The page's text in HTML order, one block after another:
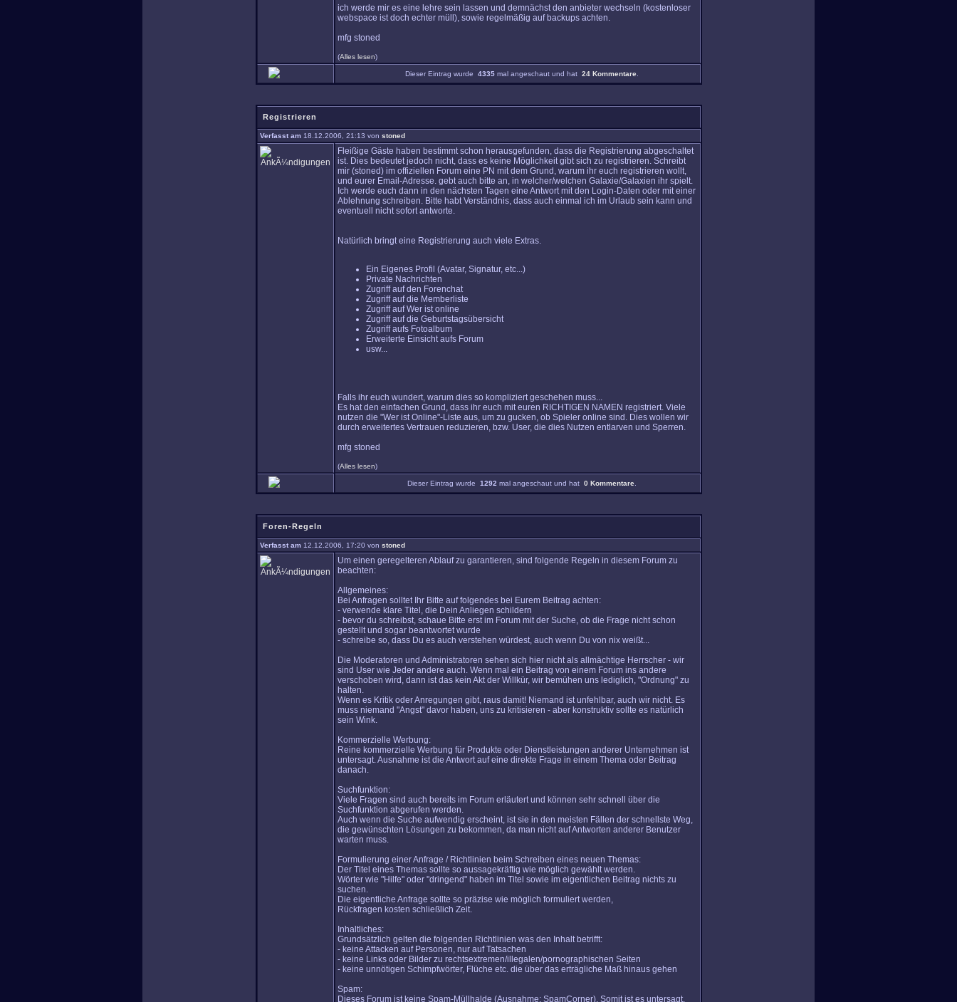
ich werde mir es eine lehre sein lassen und demnächst den anbieter wechseln (kostenloser
webspace ist doch echter müll), sowie regelmäßig auf backups achten.
mfg stoned
(Alles lesen)
Dieser Eintrag wurde 4335 mal angeschaut und hat 24 Kommentare
Registrieren
Verfasst am 18.12.2006, 21:13 von stoned
Fleißige Gäste haben bestimmt schon herausgefunden, dass die Registrierung abgeschaltet
ist. Dies bedeutet jedoch nicht, dass es keine Möglichkeit gibt sich zu registrieren. Schreibt
mir (stoned) im offiziellen Forum eine PN mit dem Grund, warum ihr euch registrieren wollt,
und eurer Email-Adresse. gebt auch bitte an, in welcher/welchen Galaxie/Galaxien ihr spielt.
Ich werde euch dann in den nächsten Tagen eine Antwort mit den Login-Daten oder mit einer
Ablehnung schreiben. Bitte habt Verständnis, dass auch einmal ich im Urlaub sein kann und
eventuell nicht sofort antworte.
Natürlich bringt eine Registrierung auch viele Extras.
Ein Eigenes Profil (Avatar, Signatur, etc...)
Private Nachrichten
Zugriff auf den Forenchat
Zugriff auf die Memberliste
Zugriff auf Wer ist online
Zugriff auf die Geburtstagsübersicht
Zugriff aufs Fotoalbum
Erweiterte Einsicht aufs Forum
usw...
Falls ihr euch wundert, warum dies so kompliziert geschehen muss...
Es hat den einfachen Grund, dass ihr euch mit euren RICHTIGEN NAMEN registriert. Viele
nutzen die "Wer ist Online"-Liste aus, um zu gucken, ob Spieler online sind. Dies wollen wir
durch erweitertes Vertrauen reduzieren, bzw. User, die dies Nutzen entlarven und Sperren.
mfg stoned
(Alles lesen)
Dieser Eintrag wurde 1292 mal angeschaut und hat 0 Kommentare
Foren-Regeln
Verfasst am 12.12.2006, 17:20 von stoned
Um einen geregelteren Ablauf zu garantieren, sind folgende Regeln in diesem Forum zu
beachten:
Allgemeines:
Bei Anfragen solltet Ihr Bitte auf folgendes bei Eurem Beitrag achten:
- verwende klare Titel, die Dein Anliegen schildern
- bevor du schreibst, schaue Bitte erst im Forum mit der Suche, ob die Frage nicht schon
gestellt und sogar beantwortet wurde
- schreibe so, dass Du es auch verstehen würdest, auch wenn Du von nix weißt...
Die Moderatoren und Administratoren sehen sich hier nicht als allmächtige Herrscher - wir
sind User wie Jeder andere auch. Wenn mal ein Beitrag von einem Forum ins andere
verschoben wird, dann ist das kein Akt der Willkür, wir bemühen uns lediglich, "Ordnung" zu
halten.
Wenn es Kritik oder Anregungen gibt, raus damit! Niemand ist unfehlbar, auch wir nicht. Es
muss niemand "Angst" davor haben, uns zu kritisieren - aber konstruktiv sollte es natürlich
sein Wink.
Kommerzielle Werbung:
Reine kommerzielle Werbung für Produkte oder Dienstleistungen anderer Unternehmen ist
untersagt. Ausnahme ist die Antwort auf eine direkte Frage in einem Thema oder Beitrag
danach.
Suchfunktion:
Viele Fragen sind auch bereits im Forum erläutert und können sehr schnell über die
Suchfunktion abgerufen werden.
Auch wenn die Suche aufwendig erscheint, ist sie in den meisten Fällen der schnellste Weg,
die gewünschten Lösungen zu bekommen, da man nicht auf Antworten anderer Benutzer
warten muss.
Formulierung einer Anfrage / Richtlinien beim Schreiben eines neuen Themas:
Der Titel eines Themas sollte so aussagekräftig wie möglich gewählt werden.
Wörter wie "Hilfe" oder "dringend" haben im Titel sowie im eigentlichen Beitrag nichts zu
suchen.
Die eigentliche Anfrage sollte so präzise wie möglich formuliert werden,
Rückfragen kosten schließlich Zeit.
Inhaltliches:
Grundsätzlich gelten die folgenden Richtlinien was den Inhalt betrifft:
- keine Attacken auf Personen, nur auf Tatsachen
- keine Links oder Bilder zu rechtsextremen/illegalen/pornographischen Seiten
- keine unnötigen Schimpfwörter, Flüche etc. die über das erträgliche Maß hinaus gehen
Spam:
Dieses Forum ist keine Spam-Müllhalde (Ausnahme: SpamCorner). Somit ist es untersagt,